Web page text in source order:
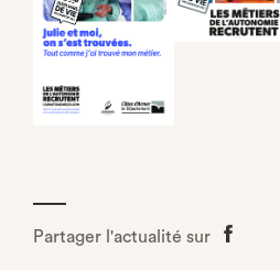
Partager l'actualité sur
Partager